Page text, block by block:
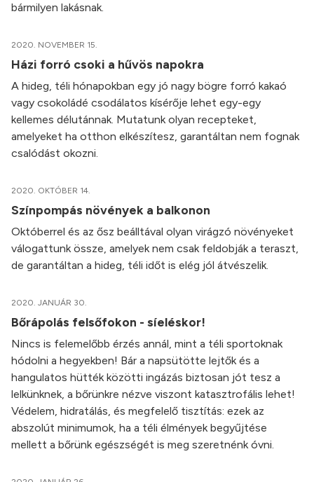
bármilyen lakásnak.
2020. NOVEMBER 15.
Házi forró csoki a hűvös napokra
A hideg, téli hónapokban egy jó nagy bögre forró kakaó
vagy csokoládé csodálatos kísérője lehet egy-egy
kellemes délutánnak. Mutatunk olyan recepteket,
amelyeket ha otthon elkészítesz, garantáltan nem fognak
csalódást okozni.
2020. OKTÓBER 14.
Színpompás növények a balkonon
Októberrel és az ősz beálltával olyan virágzó növényeket
válogattunk össze, amelyek nem csak feldobják a teraszt,
de garantáltan a hideg, téli időt is elég jól átvészelik.
2020. JANUÁR 30.
Bőrápolás felsőfokon - síeléskor!
Nincs is felemelőbb érzés annál, mint a téli sportoknak
hódolni a hegyekben! Bár a napsütötte lejtők és a
hangulatos hütték közötti ingázás biztosan jót tesz a
lelkünknek, a bőrünkre nézve viszont katasztrofális lehet!
Védelem, hidratálás, és megfelelő tisztítás: ezek az
abszolút minimumok, ha a téli élmények begyűjtése
mellett a bőrünk egészségét is meg szeretnénk óvni.